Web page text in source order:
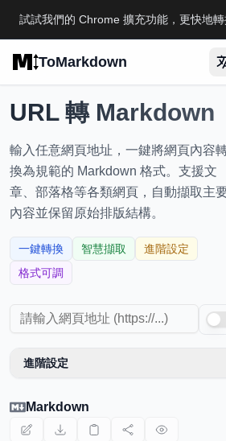
試試我們的 Chrome 擴充功能，更快地
ToMarkdown
Markdown 語法指南
完整的 Markdown 表格指南
格式轉換工具
📊HTML表格轉Markdown
🌐URL轉Markdown
PDF轉Markdown
URL 轉 Markdown
輸入任意網頁地址，一鍵將網頁內容
換為規範的 Markdown 格式。支援文
章、部落格等各類網頁，自動擷取主
內容並保留原始排版結構。
一鍵轉換 智慧擷取
進階設定
格式可調
進階設定
Markdown